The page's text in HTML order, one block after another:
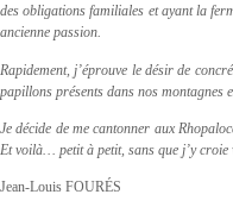
des obligations familiales et ayant la
ancienne passion.
Rapidement, j’éprouve le désir de
papillons présents dans nos montagnes
Je décide de me cantonner aux
Et voilà… petit à petit, sans que j’y
Jean-Louis FOURÉS